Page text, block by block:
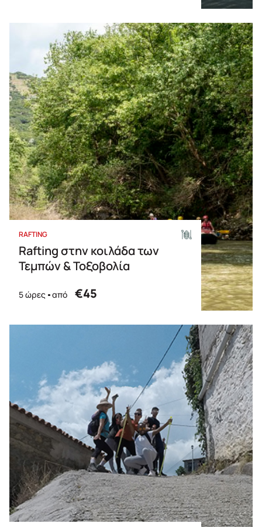
RAFTING
Rafting στην κοιλάδα των
Τεμπών & Τοξοβολία
5 ώρες από €45